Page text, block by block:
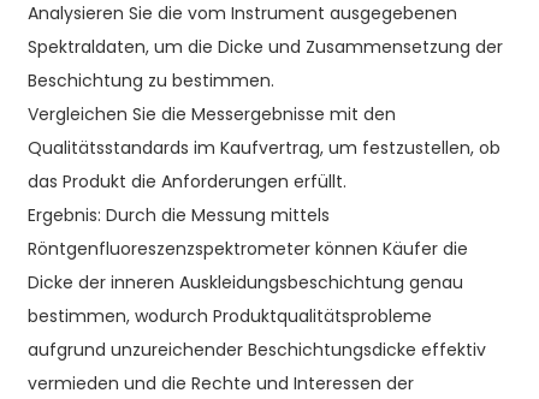
Analysieren Sie die vom Instrument ausgegebenen
Spektraldaten, um die Dicke und Zusammensetzung der
Beschichtung zu bestimmen.
Vergleichen Sie die Messergebnisse mit den
Qualitätsstandards im Kaufvertrag, um festzustellen, ob
das Produkt die Anforderungen erfüllt.
Ergebnis: Durch die Messung mittels
Röntgenfluoreszenzspektrometer können Käufer die
Dicke der inneren Auskleidungsbeschichtung genau
bestimmen, wodurch Produktqualitätsprobleme
aufgrund unzureichender Beschichtungsdicke effektiv
vermieden und die Rechte und Interessen der